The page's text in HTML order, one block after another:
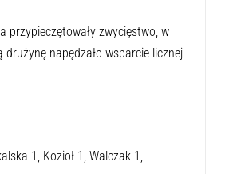
przypieczętowały zwycięstwo, w
napędzało wsparcie licznej
1, Kozioł 1, Walczak 1,